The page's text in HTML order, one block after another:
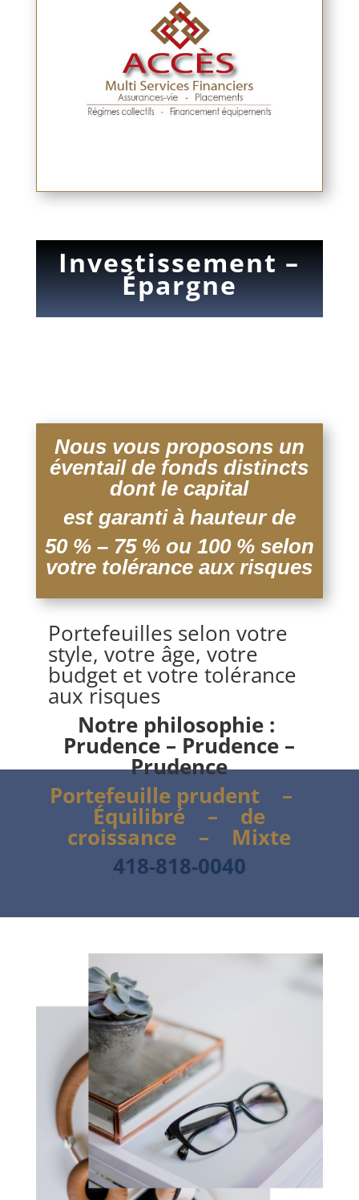
Investissement –
Épargne
Nous vous proposons un
éventail de fonds distincts
dont le capital
est garanti à hauteur de
50 % – 75 % ou 100 % selon
votre tolérance aux risques
Portefeuilles selon votre
style, votre âge, votre
budget et votre tolérance
aux risques
Notre philosophie :
Prudence – Prudence –
Prudence
Portefeuille prudent –
Équilibré – de
croissance – Mixte
418-818-0040